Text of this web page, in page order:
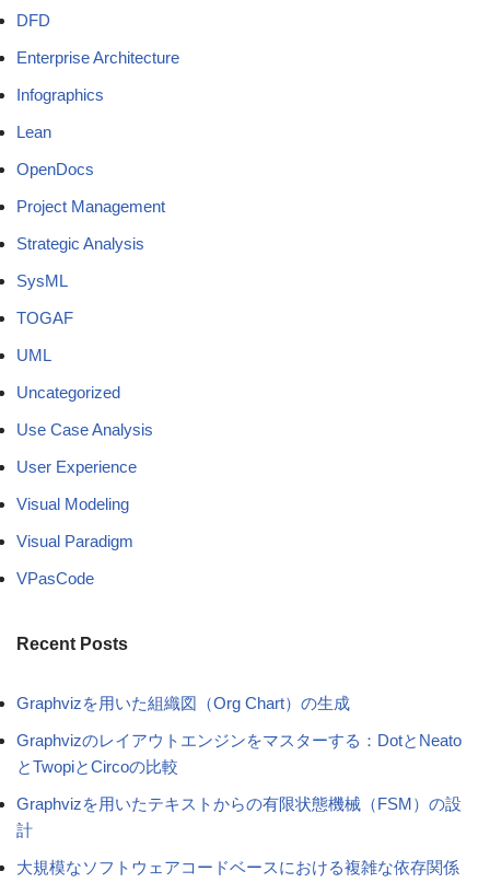
DFD
Enterprise Architecture
Infographics
Lean
OpenDocs
Project Management
Strategic Analysis
SysML
TOGAF
UML
Uncategorized
Use Case Analysis
User Experience
Visual Modeling
Visual Paradigm
VPasCode
Recent Posts
Graphvizを用いた組織図（Org Chart）の生成
Graphvizのレイアウトエンジンをマスターする：DotとNeato
とTwopiとCircoの比較
Graphvizを用いたテキストからの有限状態機械（FSM）の設
計
大規模なソフトウェアコードベースにおける複雑な依存関係